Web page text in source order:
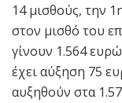
14 μισθούς, την
στον μισθό του
γίνουν 1.564
έχει αύξηση 75
αυξηθούν στα